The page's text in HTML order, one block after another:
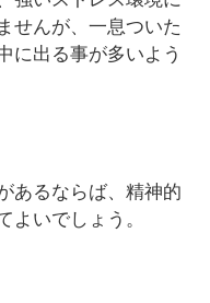
せんが、一息ついた
に出る事が多いよう
あるならば、精神的
よいでしょう。